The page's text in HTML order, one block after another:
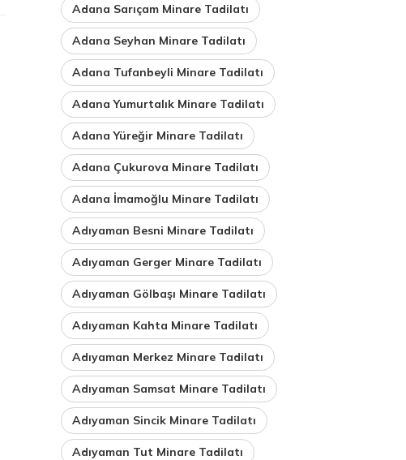
Adana Sarıçam Minare Tadilatı
Adana Seyhan Minare Tadilatı
Adana Tufanbeyli Minare Tadilatı
Adana Yumurtalık Minare Tadilatı
Adana Yüreğir Minare Tadilatı
Adana Çukurova Minare Tadilatı
Adana İmamoğlu Minare Tadilatı
Adıyaman Besni Minare Tadilatı
Adıyaman Gerger Minare Tadilatı
Adıyaman Gölbaşı Minare Tadilatı
Adıyaman Kahta Minare Tadilatı
Adıyaman Merkez Minare Tadilatı
Adıyaman Samsat Minare Tadilatı
Adıyaman Sincik Minare Tadilatı
Adıyaman Tut Minare Tadilatı